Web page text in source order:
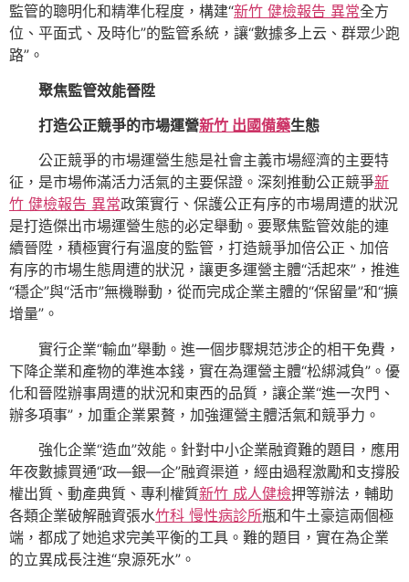
監管的聰明化和精準化程度，構建“新竹 健檢報告 異常全方
位、平面式、及時化”的監管系統，讓“數據多上云、群眾少跑
路”。
聚焦監管效能晉陞
打造公正競爭的市場運營新竹 出國備藥生態
公正競爭的市場運營生態是社會主義市場經濟的主要特
征，是市場佈滿活力活氣的主要保證。深刻推動公正競爭新
竹 健檢報告 異常政策實行、保護公正有序的市場周遭的狀況
是打造傑出市場運營生態的必定舉動。要聚焦監管效能的連
續晉陞，積極實行有溫度的監管，打造競爭加倍公正、加倍
有序的市場生態周遭的狀況，讓更多運營主體“活起來”，推進
“穩企”與“活市”無機聯動，從而完成企業主體的“保留量”和“擴
增量”。
實行企業“輸血”舉動。進一個步驟規范涉企的相干免費，
下降企業和產物的準進本錢，實在為運營主體“松綁減負”。優
化和晉陞辦事周遭的狀況和東西的品質，讓企業“進一次門、
辦多項事”，加重企業累贅，加強運營主體活氣和競爭力。
強化企業“造血”效能。針對中小企業融資難的題目，應用
年夜數據買通“政—銀—企”融資渠道，經由過程激勵和支撐股
權出質、動產典質、專利權質新竹 成人健檢押等辦法，輔助
各類企業破解融資張水竹科 慢性病診所瓶和牛土豪這兩個極
端，都成了她追求完美平衡的工具。難的題目，實在為企業
的立異成長注進“泉源死水”。